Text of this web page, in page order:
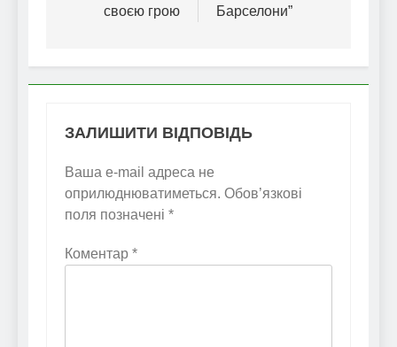
своєю грою
Барселони”
ЗАЛИШИТИ ВІДПОВІДЬ
Ваша e-mail адреса не
оприлюднюватиметься. Обов’язкові
поля позначені *
Коментар *